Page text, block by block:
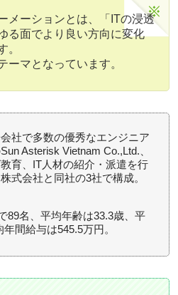
メーションとは、「ITの浸透
る面でより良い方向に変化
。
ーマとなっています。
社で多数の優秀なエンジニア
Asterisk Vietnam Co.,Ltd.、
育、IT人材の紹介・派遣を行
式会社と同社の3社で構成。
89名、平均年齢は33.3歳、平
間給与は545.5万円。